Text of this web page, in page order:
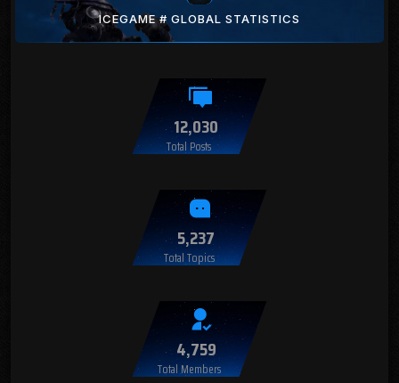
ICEGAME # GLOBAL STATISTICS
12,030
Total Posts
5,237
Total Topics
4,759
Total Members